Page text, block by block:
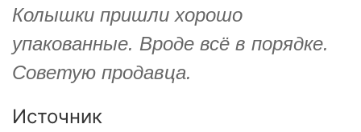
Колышки пришли хорошо
упакованные. Вроде всё в порядке.
Советую продавца.
Источник